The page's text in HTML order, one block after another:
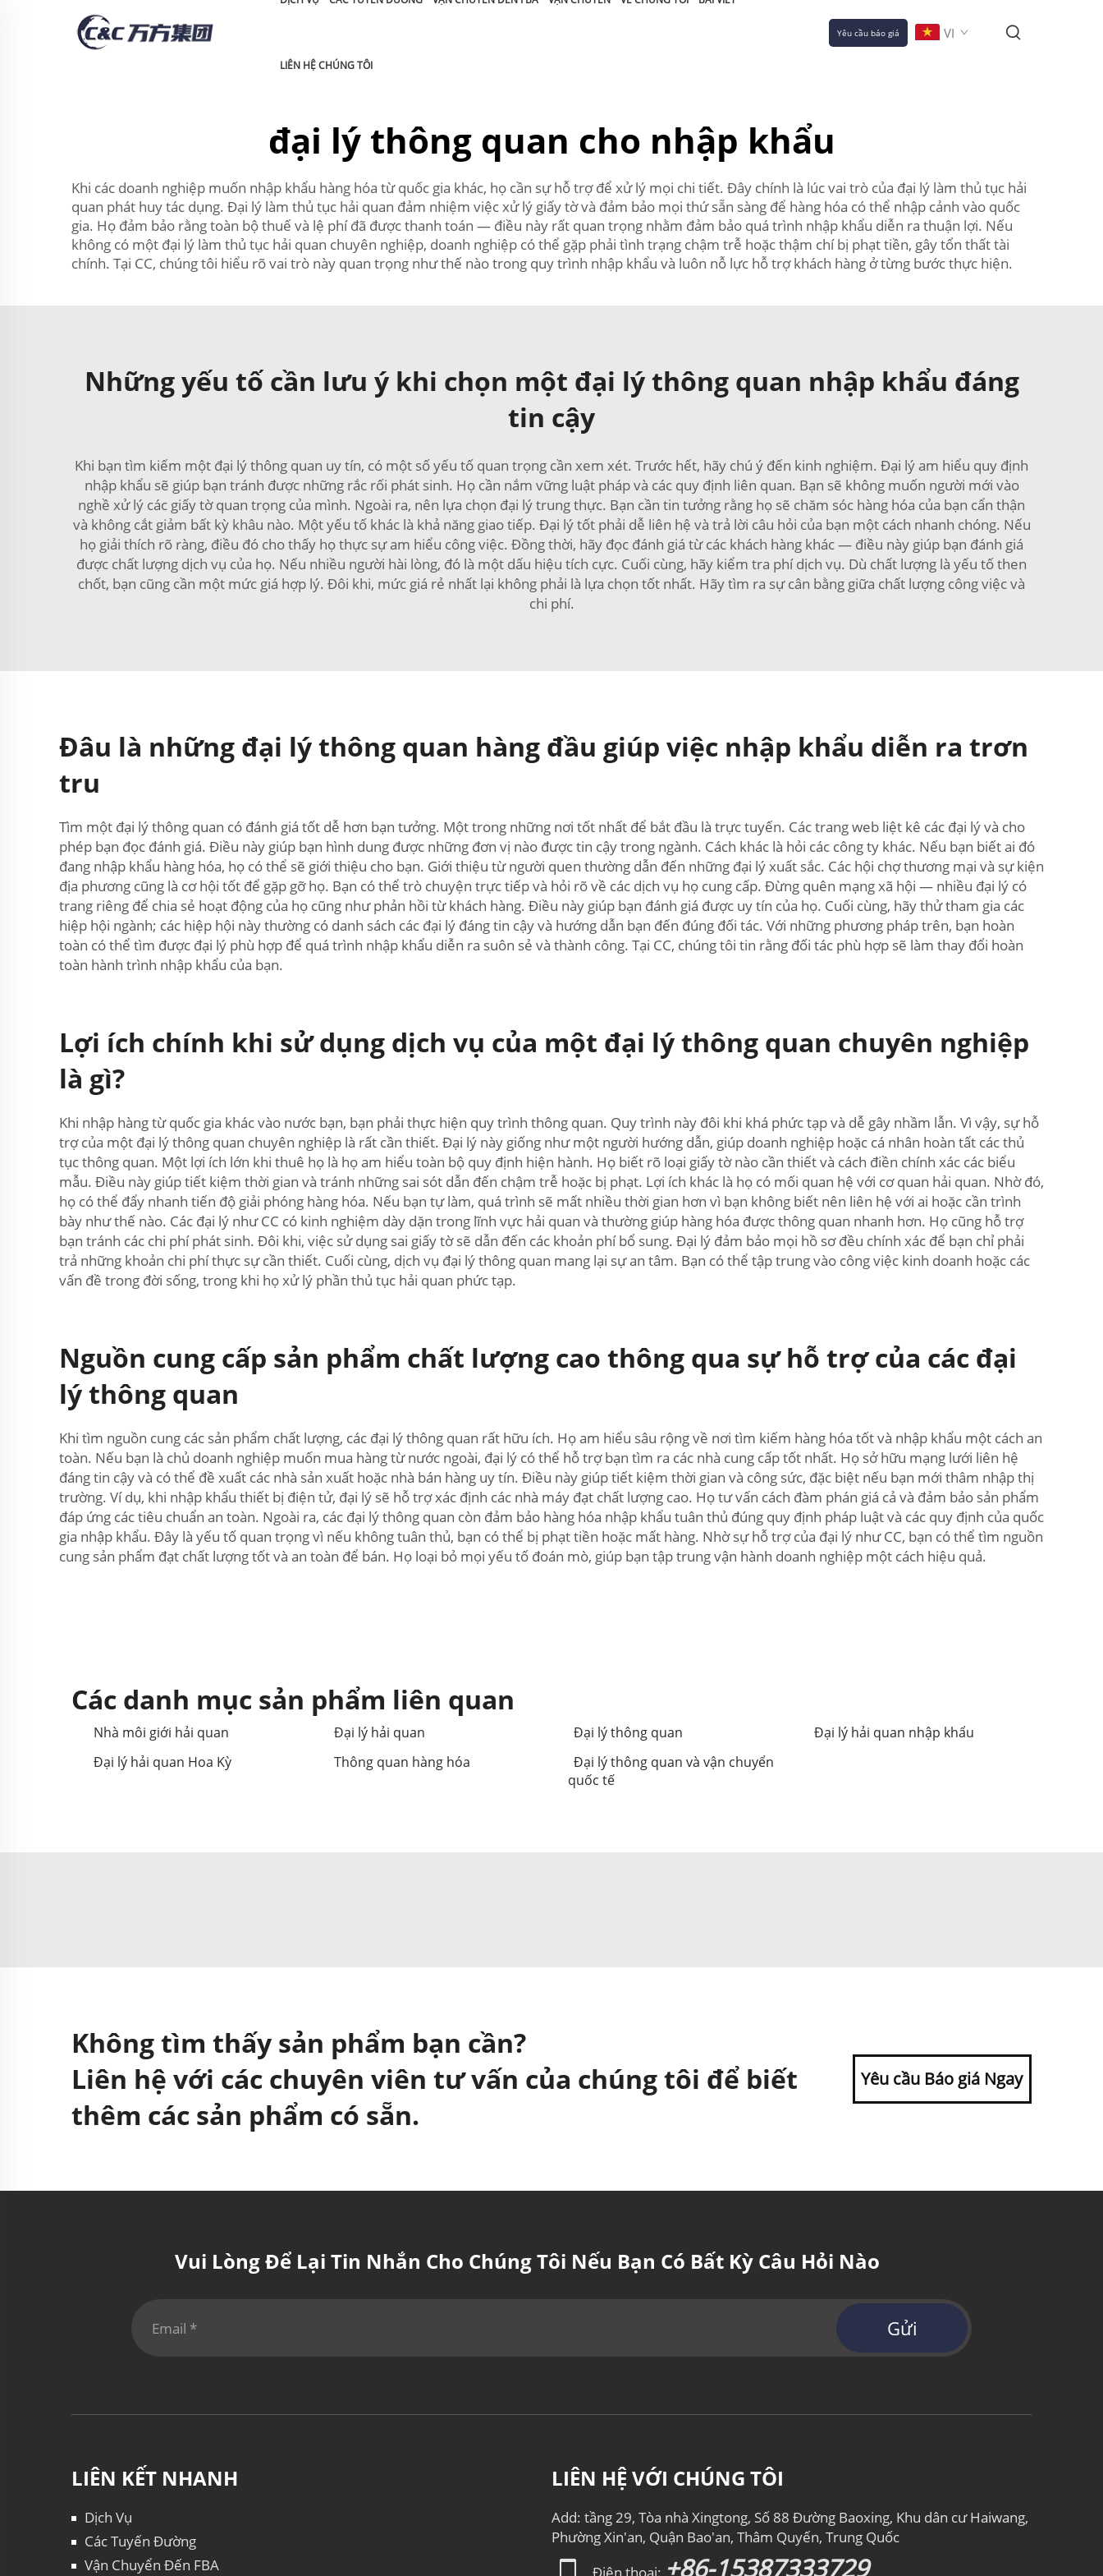
LIÊN HỆ CHÚNG TÔI
Yêu cầu báo giá VI
đại lý thông quan cho nhập khẩu
Khi các doanh nghiệp muốn nhập khẩu hàng hóa từ quốc gia khác, họ cần sự hỗ trợ để xử lý mọi chi tiết. Đây chính là lúc vai trò của đại lý làm thủ tục hải
quan phát huy tác dụng. Đại lý làm thủ tục hải quan đảm nhiệm việc xử lý giấy tờ và đảm bảo mọi thứ sẵn sàng để hàng hóa có thể nhập cảnh vào quốc
gia. Họ đảm bảo rằng toàn bộ thuế và lệ phí đã được thanh toán — điều này rất quan trọng nhằm đảm bảo quá trình nhập khẩu diễn ra thuận lợi. Nếu
không có một đại lý làm thủ tục hải quan chuyên nghiệp, doanh nghiệp có thể gặp phải tình trạng chậm trễ hoặc thậm chí bị phạt tiền, gây tổn thất tài
chính. Tại CC, chúng tôi hiểu rõ vai trò này quan trọng như thế nào trong quy trình nhập khẩu và luôn nỗ lực hỗ trợ khách hàng ở từng bước thực hiện.
Những yếu tố cần lưu ý khi chọn một đại lý thông quan nhập khẩu đáng
tin cậy
Khi bạn tìm kiếm một đại lý thông quan uy tín, có một số yếu tố quan trọng cần xem xét. Trước hết, hãy chú ý đến kinh nghiệm. Đại lý am hiểu quy định
nhập khẩu sẽ giúp bạn tránh được những rắc rối phát sinh. Họ cần nắm vững luật pháp và các quy định liên quan. Bạn sẽ không muốn người mới vào
nghề xử lý các giấy tờ quan trọng của mình. Ngoài ra, nên lựa chọn đại lý trung thực. Bạn cần tin tưởng rằng họ sẽ chăm sóc hàng hóa của bạn cẩn thận
và không cắt giảm bất kỳ khâu nào. Một yếu tố khác là khả năng giao tiếp. Đại lý tốt phải dễ liên hệ và trả lời câu hỏi của bạn một cách nhanh chóng. Nếu
họ giải thích rõ ràng, điều đó cho thấy họ thực sự am hiểu công việc. Đồng thời, hãy đọc đánh giá từ các khách hàng khác — điều này giúp bạn đánh giá
được chất lượng dịch vụ của họ. Nếu nhiều người hài lòng, đó là một dấu hiệu tích cực. Cuối cùng, hãy kiểm tra phí dịch vụ. Dù chất lượng là yếu tố then
chốt, bạn cũng cần một mức giá hợp lý. Đôi khi, mức giá rẻ nhất lại không phải là lựa chọn tốt nhất. Hãy tìm ra sự cân bằng giữa chất lượng công việc và
chi phí.
Đâu là những đại lý thông quan hàng đầu giúp việc nhập khẩu diễn ra trơn
tru
Tìm một đại lý thông quan có đánh giá tốt dễ hơn bạn tưởng. Một trong những nơi tốt nhất để bắt đầu là trực tuyến. Các trang web liệt kê các đại lý và cho
phép bạn đọc đánh giá. Điều này giúp bạn hình dung được những đơn vị nào được tin cậy trong ngành. Cách khác là hỏi các công ty khác. Nếu bạn biết ai đó
đang nhập khẩu hàng hóa, họ có thể sẽ giới thiệu cho bạn. Giới thiệu từ người quen thường dẫn đến những đại lý xuất sắc. Các hội chợ thương mại và sự kiện
địa phương cũng là cơ hội tốt để gặp gỡ họ. Bạn có thể trò chuyện trực tiếp và hỏi rõ về các dịch vụ họ cung cấp. Đừng quên mạng xã hội — nhiều đại lý có
trang riêng để chia sẻ hoạt động của họ cũng như phản hồi từ khách hàng. Điều này giúp bạn đánh giá được uy tín của họ. Cuối cùng, hãy thử tham gia các
hiệp hội ngành; các hiệp hội này thường có danh sách các đại lý đáng tin cậy và hướng dẫn bạn đến đúng đối tác. Với những phương pháp trên, bạn hoàn
toàn có thể tìm được đại lý phù hợp để quá trình nhập khẩu diễn ra suôn sẻ và thành công. Tại CC, chúng tôi tin rằng đối tác phù hợp sẽ làm thay đổi hoàn
toàn hành trình nhập khẩu của bạn.
Lợi ích chính khi sử dụng dịch vụ của một đại lý thông quan chuyên nghiệp
là gì?
Khi nhập hàng từ quốc gia khác vào nước bạn, bạn phải thực hiện quy trình thông quan. Quy trình này đôi khi khá phức tạp và dễ gây nhầm lẫn. Vì vậy, sự hỗ
trợ của một đại lý thông quan chuyên nghiệp là rất cần thiết. Đại lý này giống như một người hướng dẫn, giúp doanh nghiệp hoặc cá nhân hoàn tất các thủ
tục thông quan. Một lợi ích lớn khi thuê họ là họ am hiểu toàn bộ quy định hiện hành. Họ biết rõ loại giấy tờ nào cần thiết và cách điền chính xác các biểu
mẫu. Điều này giúp tiết kiệm thời gian và tránh những sai sót dẫn đến chậm trễ hoặc bị phạt. Lợi ích khác là họ có mối quan hệ với cơ quan hải quan. Nhờ đó,
họ có thể đẩy nhanh tiến độ giải phóng hàng hóa. Nếu bạn tự làm, quá trình sẽ mất nhiều thời gian hơn vì bạn không biết nên liên hệ với ai hoặc cần trình
bày như thế nào. Các đại lý như CC có kinh nghiệm dày dặn trong lĩnh vực hải quan và thường giúp hàng hóa được thông quan nhanh hơn. Họ cũng hỗ trợ
bạn tránh các chi phí phát sinh. Đôi khi, việc sử dụng sai giấy tờ sẽ dẫn đến các khoản phí bổ sung. Đại lý đảm bảo mọi hồ sơ đều chính xác để bạn chỉ phải
trả những khoản chi phí thực sự cần thiết. Cuối cùng, dịch vụ đại lý thông quan mang lại sự an tâm. Bạn có thể tập trung vào công việc kinh doanh hoặc các
vấn đề trong đời sống, trong khi họ xử lý phần thủ tục hải quan phức tạp.
Nguồn cung cấp sản phẩm chất lượng cao thông qua sự hỗ trợ của các đại
lý thông quan
Khi tìm nguồn cung các sản phẩm chất lượng, các đại lý thông quan rất hữu ích. Họ am hiểu sâu rộng về nơi tìm kiếm hàng hóa tốt và nhập khẩu một cách an
toàn. Nếu bạn là chủ doanh nghiệp muốn mua hàng từ nước ngoài, đại lý có thể hỗ trợ bạn tìm ra các nhà cung cấp tốt nhất. Họ sở hữu mạng lưới liên hệ
đáng tin cậy và có thể đề xuất các nhà sản xuất hoặc nhà bán hàng uy tín. Điều này giúp tiết kiệm thời gian và công sức, đặc biệt nếu bạn mới thâm nhập thị
trường. Ví dụ, khi nhập khẩu thiết bị điện tử, đại lý sẽ hỗ trợ xác định các nhà máy đạt chất lượng cao. Họ tư vấn cách đàm phán giá cả và đảm bảo sản phẩm
đáp ứng các tiêu chuẩn an toàn. Ngoài ra, các đại lý thông quan còn đảm bảo hàng hóa nhập khẩu tuân thủ đúng quy định pháp luật và các quy định của quốc
gia nhập khẩu. Đây là yếu tố quan trọng vì nếu không tuân thủ, bạn có thể bị phạt tiền hoặc mất hàng. Nhờ sự hỗ trợ của đại lý như CC, bạn có thể tìm nguồn
cung sản phẩm đạt chất lượng tốt và an toàn để bán. Họ loại bỏ mọi yếu tố đoán mò, giúp bạn tập trung vận hành doanh nghiệp một cách hiệu quả.
Các danh mục sản phẩm liên quan
Nhà môi giới hải quan Đại lý hải quan Đại lý thông quan
Đại lý hải quan nhập khẩu
Đại lý hải quan Hoa Kỳ
Thông quan hàng hóa
Đại lý thông quan và vận chuyển
quốc tế
Không tìm thấy sản phẩm bạn cần?
Liên hệ với các chuyên viên tư vấn của chúng tôi để biết
thêm các sản phẩm có sẵn.
Yêu cầu Báo giá Ngay
Vui Lòng Để Lại Tin Nhắn Cho Chúng Tôi Nếu Bạn Có Bất Kỳ Câu Hỏi Nào
Gửi
LIÊN KẾT NHANH
Dịch Vụ
Các Tuyến Đường
Vận Chuyển Đến FBA
LIÊN HỆ VỚI CHÚNG TÔI
Add: tầng 29, Tòa nhà Xingtong, Số 88 Đường Baoxing, Khu dân cư Haiwang,
Phường Xin'an, Quận Bao'an, Thâm Quyến, Trung Quốc
+86-15387333729